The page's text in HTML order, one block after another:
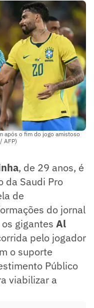
após o fim do jogo amistoso
AFP)
, de 29 anos, é
da Saudi Pro
de
do jornal
gigantes Al
pelo jogador
o suporte
Público
viabilizar a